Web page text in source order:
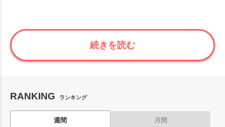
続きを読む
RANKING ランキング
週間 月間